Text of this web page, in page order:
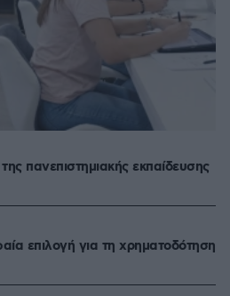
πανεπιστημιακής εκπαίδευσης
επιλογή για τη χρηματοδότηση